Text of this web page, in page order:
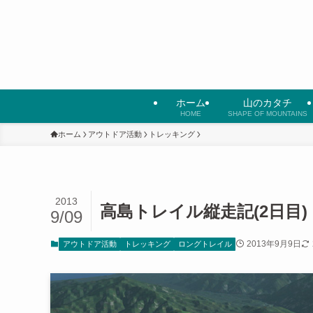
ホーム
HOME
山のカタチ
SHAPE OF MOUNTAINS
ホーム アウトドア活動 トレッキング
高島トレイル縦走記(2日目)
2013
9/09
アウトドア活動 トレッキング ロングトレイル 2013年9月9日